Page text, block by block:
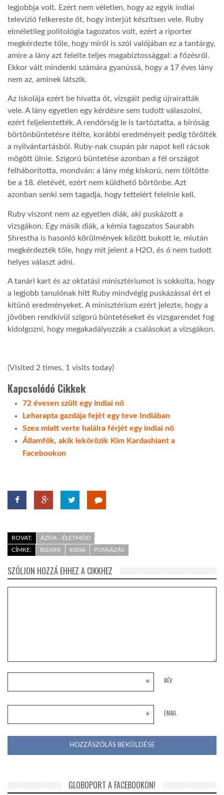
A NAP SZÉPE
LINKTR.EE
GLOBOZSARU
DOBRAVERO.HU
LATIMO.HU
GLOBOBOOK
legjobbja volt. Ezért nem véletlen, hogy az egyik indiai
televízió felkereste őt, hogy interjút készítsen vele. Ruby
elméletileg politológia tagozatos volt, ezért a riporter
megkérdezte tőle, hogy miről is szól valójában ez a tantárgy,
amire a lány azt felelte teljes magabiztossággal: a főzésről.
Ekkor vált mindenki számára gyanússá, hogy a 17 éves lány
nem az, aminek látszik.
Az iskolája ezért be hívatta őt, vizsgáit pedig újrairatták
vele. A lány egyetlen egy kérdésre sem tudott válaszolni,
ezért feljelentették. A rendőrség le is tartóztatta, a bíróság
börtönbüntetésre ítélte, korábbi eredményeit pedig törölték
a nyilvántartásból. Ruby-nak csupán pár napot kell rácsok
mögött ülnie. Szigorú büntetése azonban a fél országot
felháborította, mondván: a lány még kiskorú, nem töltötte
be a 18. életévét, ezért nem küldhető börtönbe. Azt
azonban senki sem tagadja, hogy tetteiért felelnie kell.
Ruby viszont nem az egyetlen diák, aki puskázott a
vizsgákon. Egy másik diák, a kémia tagozatos Saurabh
Shrestha is hasonló körülmények között bukott le, miután
megkérdezték tőle, hogy mit jelent a H2O, és ő nem tudott
helyes választ adni.
A tanári kart és az oktatási minisztériumot is sokkolta, hogy
a legjobb tanulónak hitt Ruby mindvégig puskázással ért el
kitűnő eredményeket. A minisztérium ezért jelezte, hogy a
jövőben rendkívül szigorú büntetéseket és vizsgarendet fog
kidolgozni, hogy megakadályozzák a csalásokat a vizsgákon.
(Visited 2 times, 1 visits today)
Kapcsolódó Cikkek
72 évesen szült egy indiai nő
Leharapta gazdája fejét egy teve Indiában
Szex miatt verte halálra férjét egy indiai nő
Államfők, akik lekörözik Kim Kardashiant a
Facebookon
ROVAT:
ÁZSIA - ÉLETMÓD
CÍMKE:
BIZARR INDIA PUSKÁZÁS
SZÓLJON HOZZÁ EHHEZ A CIKKHEZ
NÉV
*
EMAIL
*
GLOBOPORT A FACEBOOKON!